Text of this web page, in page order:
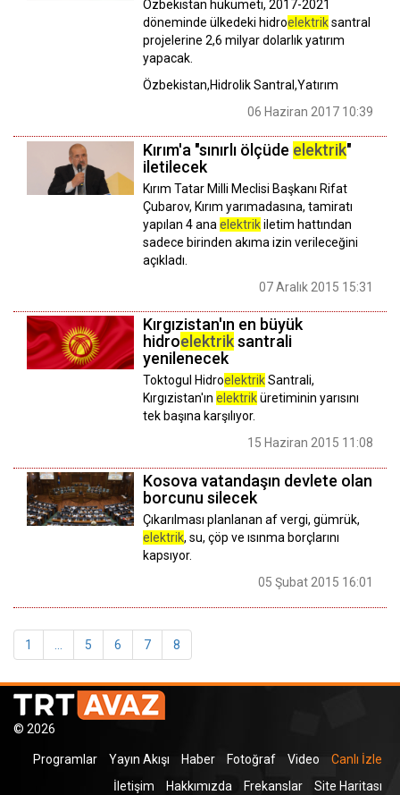
Özbekistan hükümeti, 2017-2021
döneminde ülkedeki hidroelektriksantral
projelerine 2,6 milyar dolarlık yatırım
yapacak.
Özbekistan,Hidrolik Santral,Yatırım
06 Haziran 2017 10:39
Kırım'a "sınırlı ölçüde elektrik"
iletilecek
Kırım Tatar Milli Meclisi Başkanı Rifat
Çubarov, Kırım yarımadasına, tamiratı
yapılan 4 ana elektrikiletim hattından
sadece birinden akıma izin verileceğini
açıkladı.
07 Aralık 2015 15:31
Kırgızistan'ın en büyük
hidroelektriksantrali
yenilenecek
Toktogul HidroelektrikSantrali,
Kırgızistan'ın elektriküretiminin yarısını
tek başına karşılıyor.
15 Haziran 2015 11:08
Kosova vatandaşın devlete olan
borcunu silecek
Çıkarılması planlanan af vergi, gümrük,
elektrik, su, çöp ve ısınma borçlarını
kapsıyor.
05 Şubat 2015 16:01
1 ... 5 6 7 8
© 2026
Programlar Yayın Akışı Haber Fotoğraf Video
Canlı İzle
İletişim
Hakkımızda Frekanslar Site Haritası